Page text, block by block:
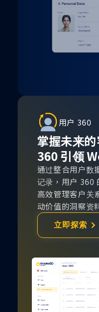
用户 360
掌握未来
360 引领
通过整合用户数
记录，用户 360
高效管理客户关
动价值的洞察资
立即探索